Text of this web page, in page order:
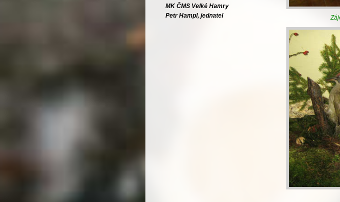
MK ČMS Velké Hamry
Petr Hampl, jednatel